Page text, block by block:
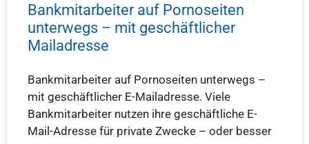
Bankmitarbeiter auf Pornoseiten
unterwegs – mit geschäftlicher
Mailadresse
Bankmitarbeiter auf Pornoseiten unterwegs –
mit geschäftlicher E-Mailadresse. Viele
Bankmitarbeiter nutzen ihre geschäftliche E-
Mail-Adresse für private Zwecke – oder besser